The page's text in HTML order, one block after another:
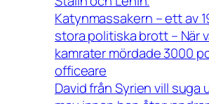
Katynmassakern – ett av
stora politiska brott – När
kamrater mördade 3000
officeare
David från Syrien vill suga